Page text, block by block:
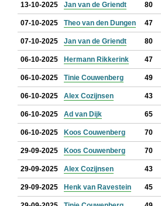
13-10-2025 Jan van de Griendt 80
07-10-2025 Theo van den Dungen 47
07-10-2025 Jan van de Griendt 80
06-10-2025 Hermann Rikkerink 47
06-10-2025 Tinie Couwenberg 49
06-10-2025 Alex Cozijnsen 43
06-10-2025 Ad van Dijk 65
06-10-2025 Koos Couwenberg 70
29-09-2025 Koos Couwenberg 70
29-09-2025 Alex Cozijnsen 43
29-09-2025 Henk van Ravestein 45